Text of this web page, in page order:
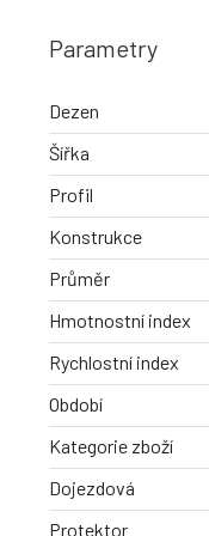
Parametry
Dezen
Šířka
Profil
Konstrukce
Průměr
Hmotnostní index
Rychlostní index
Období
Kategorie zboží
Dojezdová
Protektor